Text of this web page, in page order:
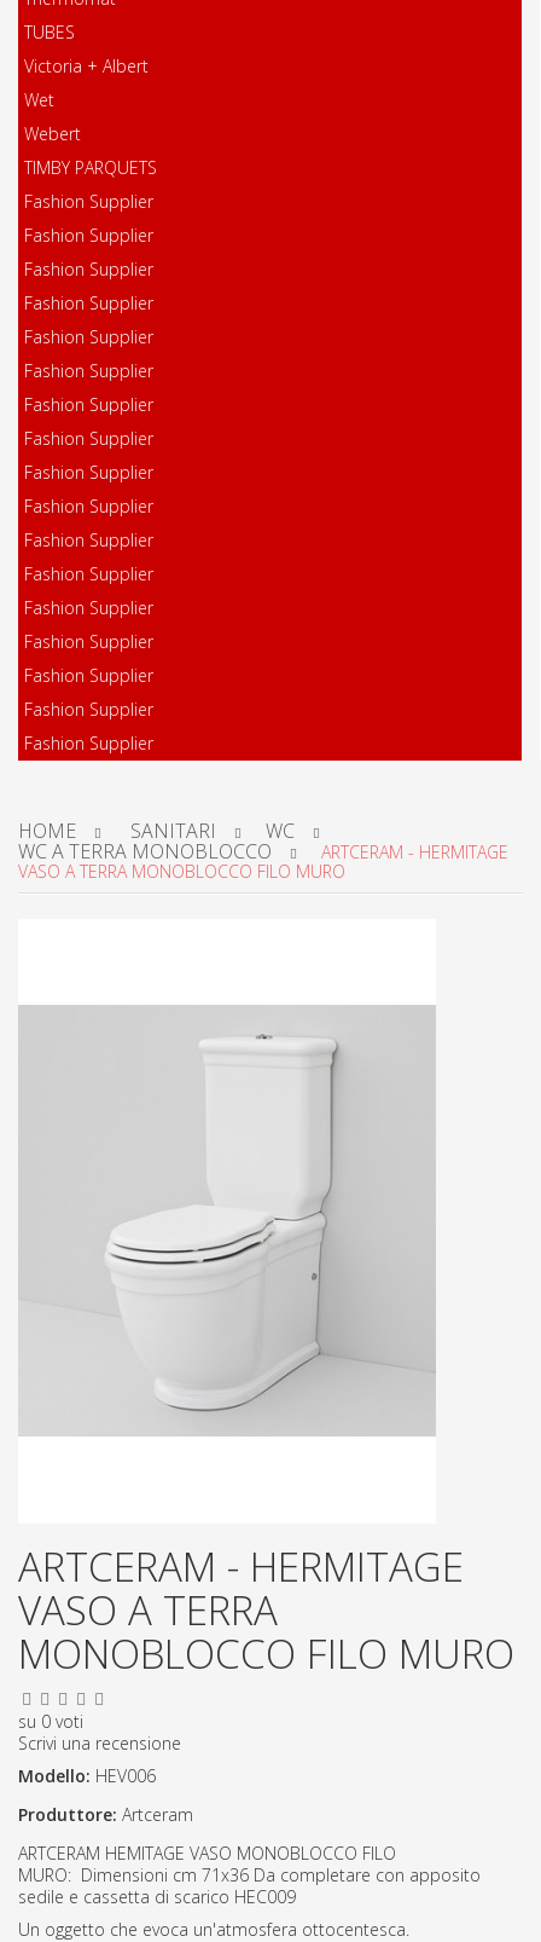
TUBES
Victoria + Albert
Wet
Webert
TIMBY PARQUETS
Fashion Supplier
Fashion Supplier
Fashion Supplier
Fashion Supplier
Fashion Supplier
Fashion Supplier
Fashion Supplier
Fashion Supplier
Fashion Supplier
Fashion Supplier
Fashion Supplier
Fashion Supplier
Fashion Supplier
Fashion Supplier
Fashion Supplier
Fashion Supplier
Fashion Supplier
HOME SANITARI WC
WC A TERRA MONOBLOCCO
ARTCERAM - HERMITAGE
VASO A TERRA MONOBLOCCO FILO MURO
ARTCERAM - HERMITAGE
VASO A TERRA
MONOBLOCCO FILO MURO
su 0 voti
Scrivi una recensione
Modello: HEV006
Produttore: Artceram
ARTCERAM HEMITAGE VASO MONOBLOCCO FILO
MURO: Dimensioni cm 71x36 Da completare con apposito
sedile e cassetta di scarico HEC009
Un oggetto che evoca un'atmosfera ottocentesca.